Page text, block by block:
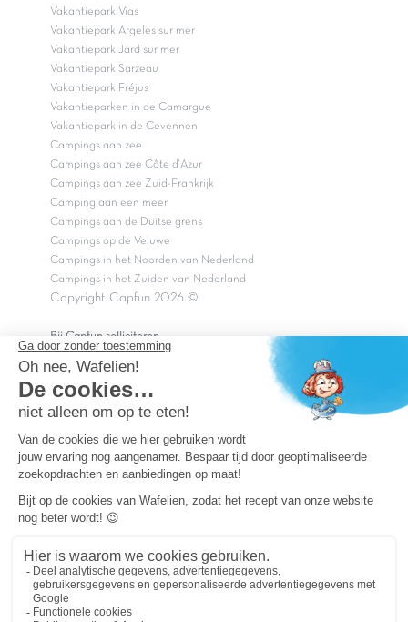
Vakantiepark Vias
Vakantiepark Argeles sur mer
Vakantiepark Jard sur mer
Vakantiepark Sarzeau
Vakantiepark Fréjus
Vakantieparken in de Camargue
Vakantiepark in de Cevennen
Campings aan zee
Campings aan zee Côte d'Azur
Campings aan zee Zuid-Frankrijk
Camping aan een meer
Campings aan de Duitse grens
Campings op de Veluwe
Campings in het Noorden van Nederland
Campings in het Zuiden van Nederland
Copyright Capfun 2026 ©
Bij Capfun solliciteren
Dutchbox Vakantiepark
Superdeals
Capfun in de media
Carabouille.nl
Wettelijke bepalingen
Algemene reisvoorwaarden
persvragen@capfun.com
OK